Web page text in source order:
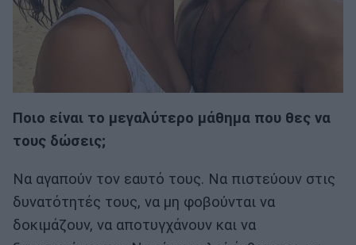
Ποιο είναι το μεγαλύτερο μάθημα που θες να
τους δώσεις;
Να αγαπούν τον εαυτό τους. Να πιστεύουν στις
δυνατότητές τους, να μη φοβούνται να
δοκιμάζουν, να αποτυγχάνουν και να